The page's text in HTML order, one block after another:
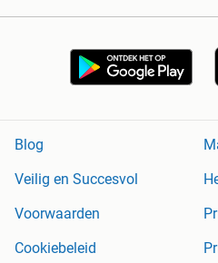
Blog
Veilig en Succesvol
Voorwaarden
Cookiebeleid